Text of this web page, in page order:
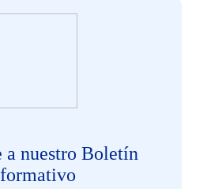
a nuestro Boletín